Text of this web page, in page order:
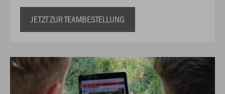
JETZT ZUR TEAMBESTELLUNG